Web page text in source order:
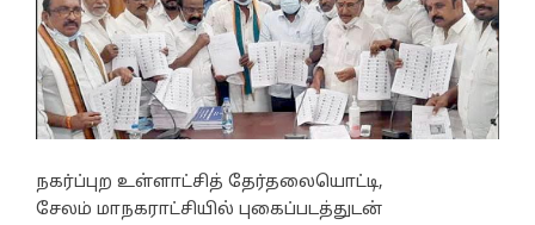
நகர்ப்புற உள்ளாட்சித் தேர்தலையொட்டி,
சேலம் மாநகராட்சியில் புகைப்படத்துடன்